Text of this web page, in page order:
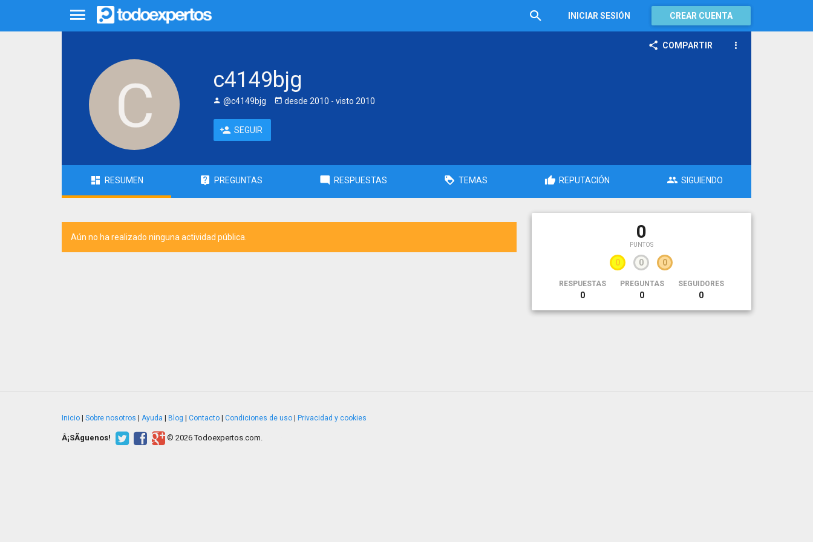
INICIAR SESIÓN CREAR CUENTA
COMPARTIR
c4149bjg
@c4149bjg desde 2010 - visto 2010
SEGUIR
RESUMEN PREGUNTAS RESPUESTAS TEMAS REPUTACIÓN SIGUIENDO
Aún no ha realizado ninguna actividad pública. 0
PUNTOS
0 0 0
RESPUESTAS
0
PREGUNTAS
0
SEGUIDORES
0
Inicio Sobre nosotros Ayuda Blog Contacto Condiciones de uso Privacidad y cookies
Â¡SÃ­guenos! © 2026 Todoexpertos.com.